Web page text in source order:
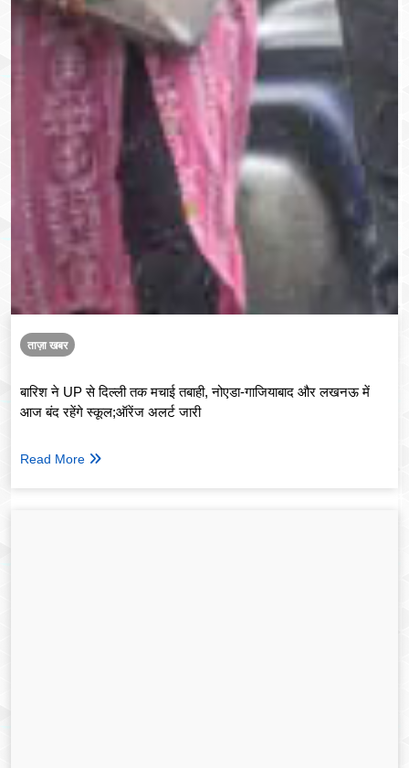
ताज़ा खबर
बारिश ने UP से दिल्ली तक मचाई तबाही, नोएडा-गाजियाबाद और लखनऊ में
आज बंद रहेंगे स्कूल;ऑरेंज अलर्ट जारी
Read More